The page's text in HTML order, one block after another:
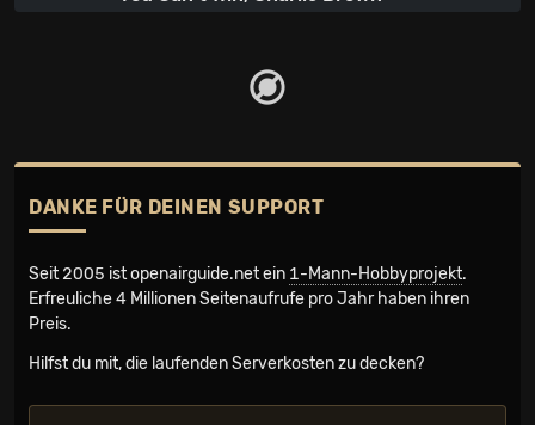
DANKE FÜR DEINEN SUPPORT
Seit 2005 ist openairguide.net ein 1-Mann-Hobbyprojekt.
Erfreuliche 4 Millionen Seiten­aufrufe pro Jahr haben ihren
Preis.
Hilfst du mit, die laufenden Serverkosten zu decken?